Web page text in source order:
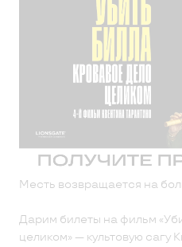
Месть возвращается на
Дарим билеты на фильм
целиком» — культовую сагу